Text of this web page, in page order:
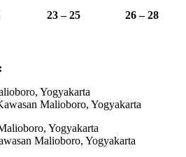
23 – 25 26 – 28
Yogyakarta
Malioboro, Yogyakarta
Yogyakarta
Malioboro, Yogyakarta